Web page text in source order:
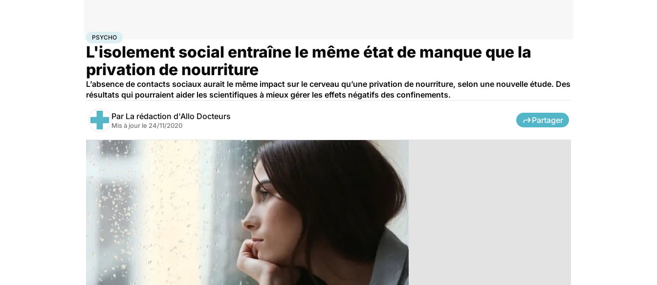
AccueilBien-être
PSYCHO
L'isolement social entraîne le même état de manque que la
privation de nourriture
L’absence de contacts sociaux aurait le même impact sur le cerveau qu’une privation de nourriture, selon une nouvelle étude. Des
résultats qui pourraient aider les scientifiques à mieux gérer les effets négatifs des confinements.
Par La rédaction d'Allo Docteurs
Mis à jour le 24/11/2020
Partager